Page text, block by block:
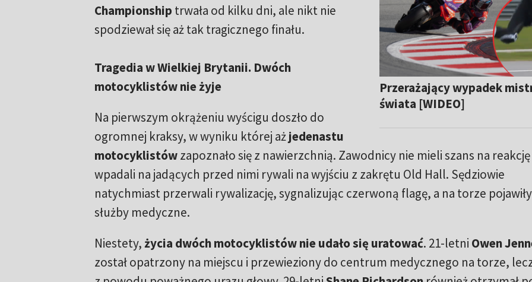
Przerażający wypadek
świata [WIDEO]
Championship trwała od kilku dni, ale nikt nie
spodziewał się aż tak tragicznego finału.
Tragedia w Wielkiej Brytanii. Dwóch
motocyklistów nie żyje
Na pierwszym okrążeniu wyścigu doszło do
ogromnej kraksy, w wyniku której ażjedenastu
motocyklistówzapoznało się z nawierzchnią. Zawodnicy nie mieli szans na reakcję
wpadali na jadących przed nimi rywali na wyjściu z zakrętu Old Hall. Sędziowie
natychmiast przerwali rywalizację, sygnalizując czerwoną flagę, a na torze
służby medyczne.
Niestety,życia dwóch motocyklistów nie udało się uratować. 21-letni Owen
został opatrzony na miejscu i przewieziony do centrum medycznego na torze,